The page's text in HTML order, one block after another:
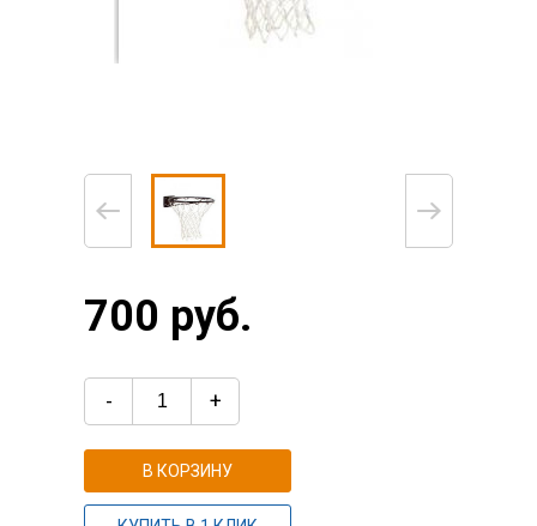
700 руб.
- +
В КОРЗИНУ